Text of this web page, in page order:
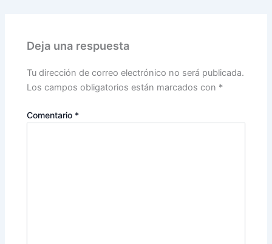
Deja una respuesta
Tu dirección de correo electrónico no será publicada.
Los campos obligatorios están marcados con *
Comentario *